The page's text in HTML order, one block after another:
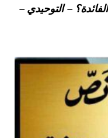
– التوحيدي –